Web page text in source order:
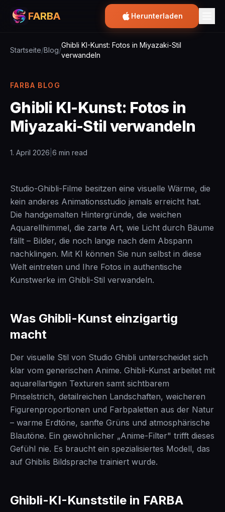
FARBA Herunterladen
Startseite/Blog/
Ghibli KI-Kunst: Fotos in Miyazaki-Stil
verwandeln
FARBA BLOG
Ghibli KI-Kunst: Fotos in
Miyazaki-Stil verwandeln
1. April 2026 6 min read
Studio-Ghibli-Filme besitzen eine visuelle Wärme, die
kein anderes Animationsstudio jemals erreicht hat.
Die handgemalten Hintergründe, die weichen
Aquarellhimmel, die zarte Art, wie Licht durch Bäume
fällt – Bilder, die noch lange nach dem Abspann
nachklingen. Mit KI können Sie nun selbst in diese
Welt eintreten und Ihre Fotos in authentische
Kunstwerke im Ghibli-Stil verwandeln.
Was Ghibli-Kunst einzigartig
macht
Der visuelle Stil von Studio Ghibli unterscheidet sich
klar vom generischen Anime. Ghibli-Kunst arbeitet mit
aquarellartigen Texturen samt sichtbarem
Pinselstrich, detailreichen Landschaften, weicheren
Figurenproportionen und Farbpaletten aus der Natur
– warme Erdtöne, sanfte Grüns und atmosphärische
Blautöne. Ein gewöhnlicher „Anime-Filter" trifft dieses
Gefühl nie. Es braucht ein spezialisiertes Modell, das
auf Ghiblis Bildsprache trainiert wurde.
Ghibli-KI-Kunststile in FARBA